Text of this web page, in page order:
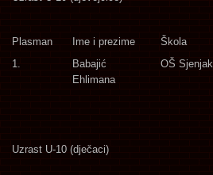
Plasman Ime i prezime Škola
1.
Babajić
Ehlimana
OŠ Sjenjak
Uzrast U-10 (dječaci)